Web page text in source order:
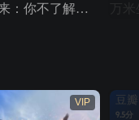
超凡未来：你不了解的中国科学故事
VIP 豆瓣
9.5分